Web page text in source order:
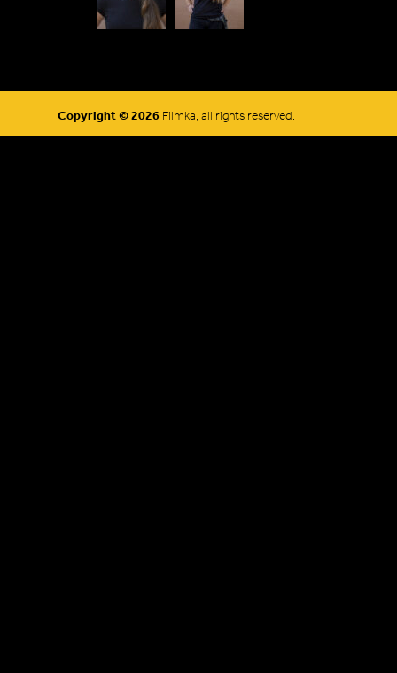
Copyright © 2026 Filmka, all rights reserved.